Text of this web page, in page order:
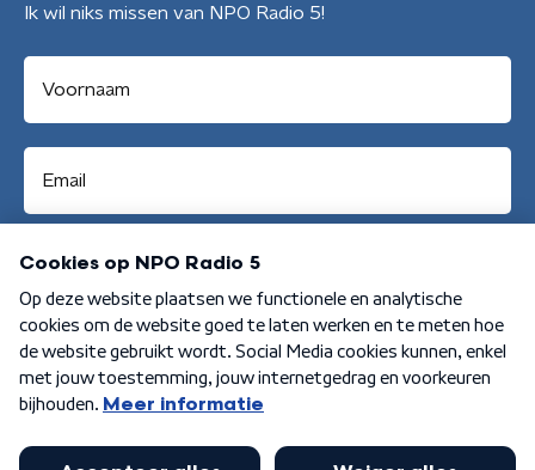
Ik wil niks missen van NPO Radio 5!
Aanmelden
Algemene voorwaarden